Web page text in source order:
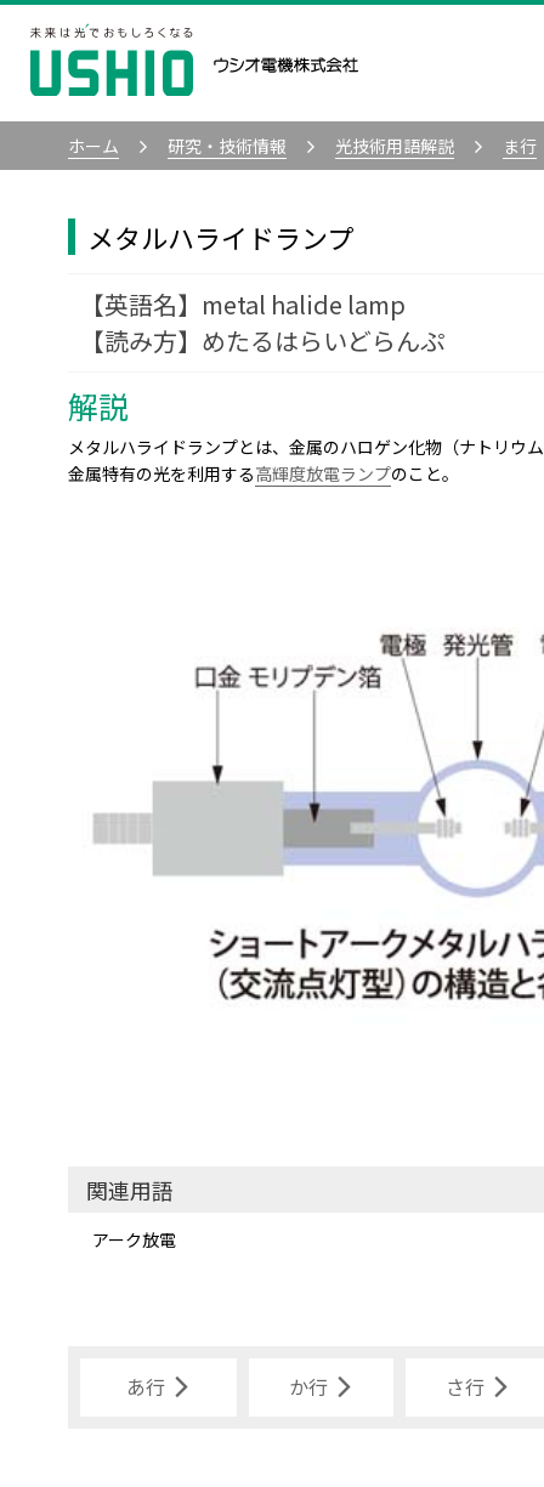
ホーム 研究・技術情報 光技術用語解説 ま行
メタルハライドランプ
metal halide lamp
めたるはらいどらんぷ
解説
メタルハライドランプとは、金属のハロゲン化物（ナトリウ
金属特有の光を利用する高輝度放電ランプのこと。
関連用語
アーク放電
あ行 か行 さ行